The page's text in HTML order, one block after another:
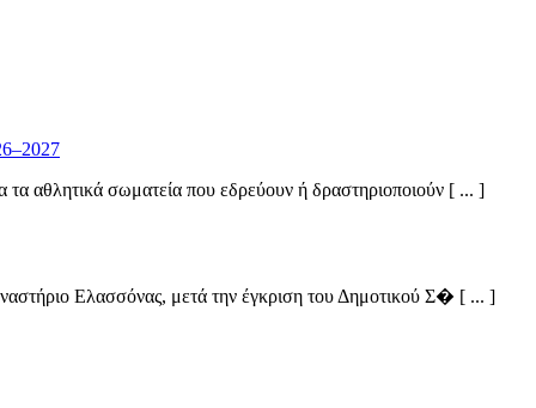
αθλητικά σωματεία που εδρεύουν ή δραστηριοποιούν [ ... ]
Ελασσόνας, μετά την έγκριση του Δημοτικού Σ� [ ... ]